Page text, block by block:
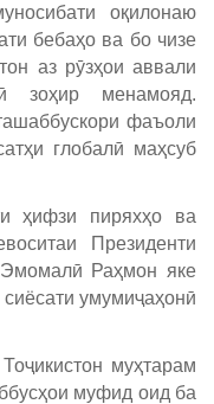
оқилонаю
бебаҳо ва бо чизе
аз рӯзҳои аввали
зоҳир менамояд.
фаъоли
глобалӣ маҳсуб
ҳифзи пиряхҳо ва
Президенти
Эмомалӣ Раҳмон яке
умумиҷаҳонӣ
муҳтарам
муфид оид ба